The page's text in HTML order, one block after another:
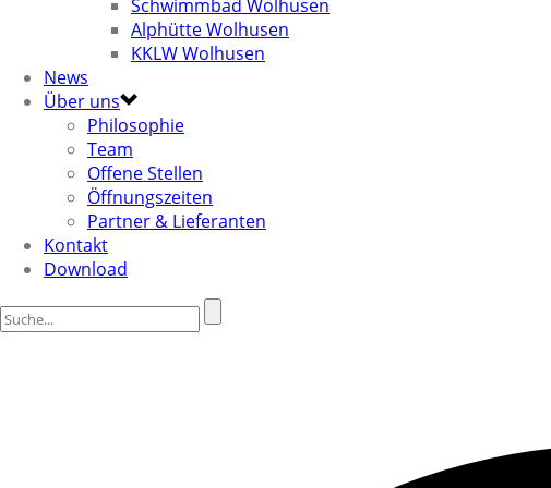
Schwimmbad Wolhusen
Alphütte Wolhusen
KKLW Wolhusen
News
Über uns
Philosophie
Team
Offene Stellen
Öffnungszeiten
Partner & Lieferanten
Kontakt
Download